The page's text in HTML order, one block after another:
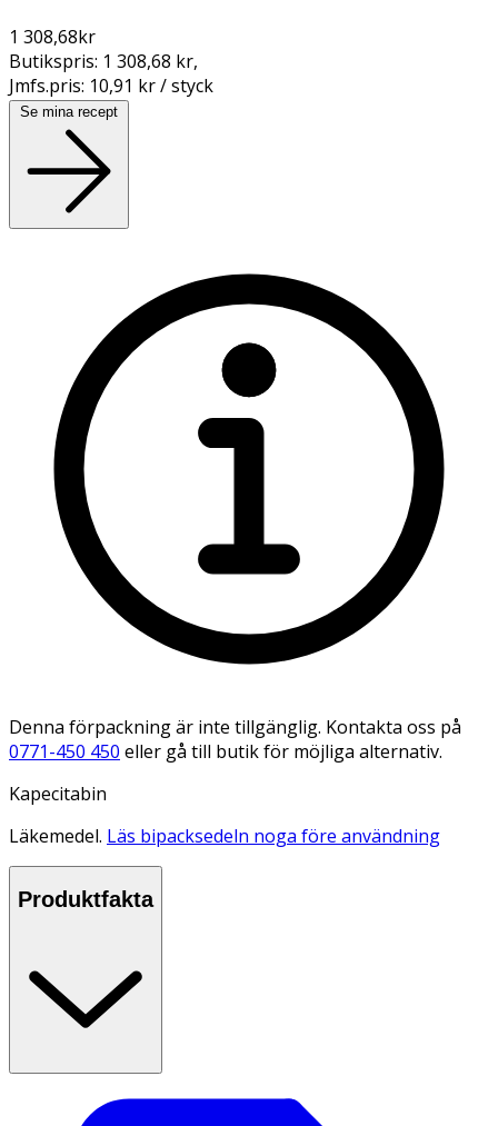
1 308,68kr
Butikspris: 1 308,68 kr,
Jmfs.pris: 10,91 kr / styck
Se mina recept
Denna förpackning är inte tillgänglig. Kontakta oss på
0771-450 450 eller gå till butik för möjliga alternativ.
Kapecitabin
Läkemedel. Läs bipacksedeln noga före användning
Produktfakta